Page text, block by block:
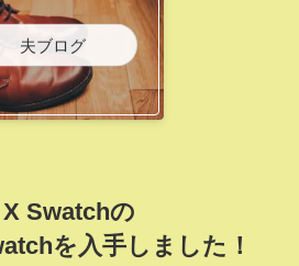
夫ブログ
Swatchの
を入手しました！